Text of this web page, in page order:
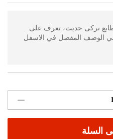
تركى حديث، تعرف على
الوصف المفصل في الاسفل
السلة